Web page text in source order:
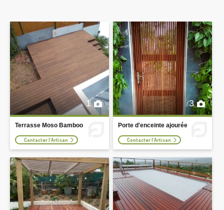
1
Terrasse Moso Bamboo
Contacter l'Artisan
3
Porte d'enceinte ajourée
Contacter l'Artisan